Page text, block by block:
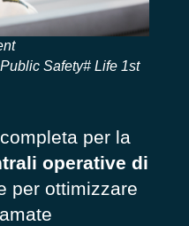
Public Safety
Life 1st
per la
operative di
per ottimizzare